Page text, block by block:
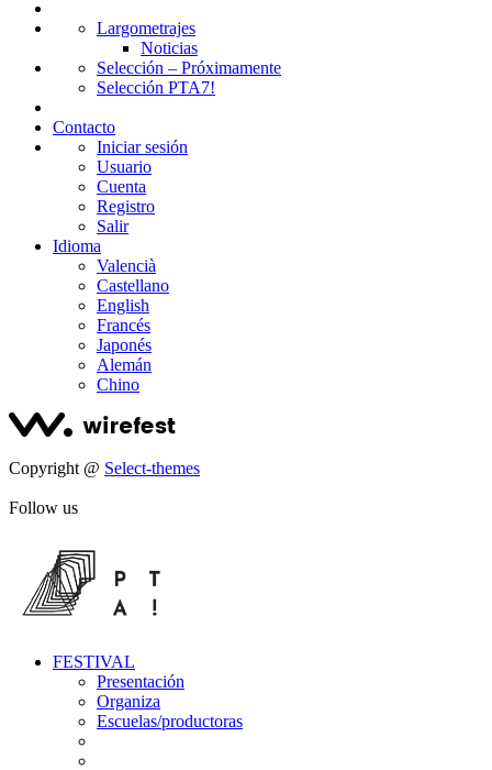
Largometrajes
Noticias
Selección – Próximamente
Selección PTA7!
Contacto
Iniciar sesión
Usuario
Cuenta
Registro
Salir
Idioma
Valencià
Castellano
English
Francés
Japonés
Alemán
Chino
Copyright @ Select-themes
Follow us
FESTIVAL
Presentación
Organiza
Escuelas/productoras